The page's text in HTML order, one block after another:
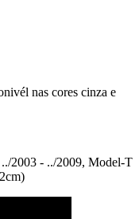
nas cores cinza e
2003 - ../2009, Model-T